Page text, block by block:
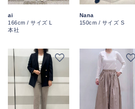
ai
166cm / サイズ L
本社
Nana
150cm / サイズ S